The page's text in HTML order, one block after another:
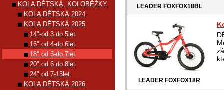
LEADER FOXFOX18BL
LEADER FOXFOX18R
KOLA DĚTSKÁ, KOLOBĚŽKY
KOLA DĚTSKÁ 2024
KOLA DĚTSKÁ 2025
14"-od 3 do 5let
16" od 4-do 6let
18" od 5-do 7let
20" od 6 do 8let
24" od 7-13let
KOLA DĚTSKÁ 2026